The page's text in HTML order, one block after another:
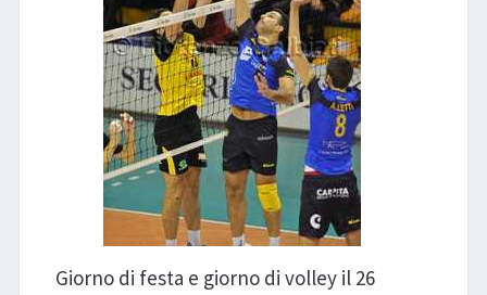
Giorno di festa e giorno di volley il 26